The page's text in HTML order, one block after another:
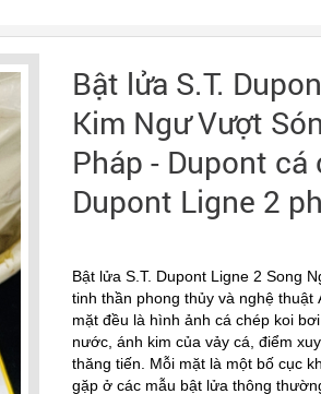
Bật lửa S.T.
Kim Ngư Vượt
Pháp - Dupont cá
Dupont Ligne 2
Bật lửa S.T. Dupont Ligne 2 Song
tinh thần phong thủy và nghệ
mặt đều là hình ảnh cá chép koi
nước, ánh kim của vảy cá, điểm
thăng tiến. Mỗi mặt là một bố cục
gặp ở các mẫu bật lửa thông